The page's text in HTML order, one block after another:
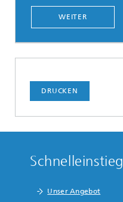
WEITER
DRUCKEN
Schnelleinstieg
Unser Angebot